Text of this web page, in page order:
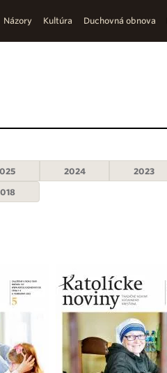
Názory Kultúra Duchovná obnova
2024 2023